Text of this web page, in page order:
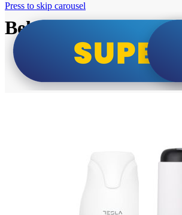
Beko i Tesla super cene
Press to skip carousel